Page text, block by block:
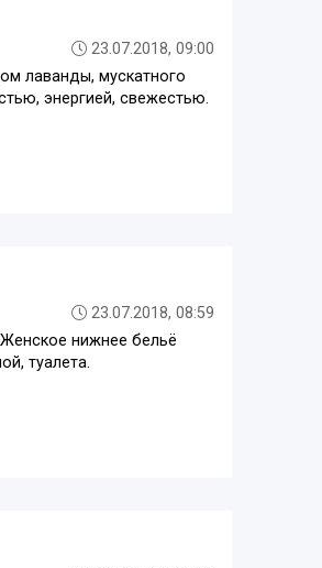
23.07.2018, 09:00
лаванды, мускатного
энергией, свежестью.
23.07.2018, 08:59
нижнее бельё
туалета.